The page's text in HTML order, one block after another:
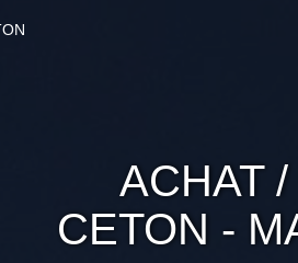
ACHAT
CETON -